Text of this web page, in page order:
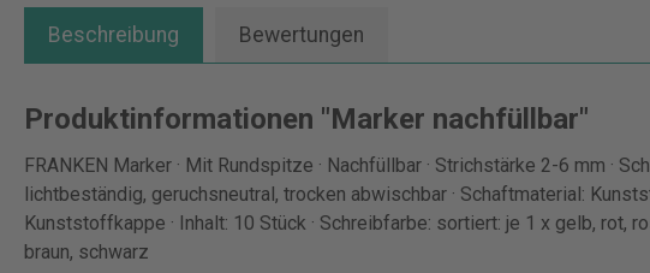
Beschreibung Bewertungen
Produktinformationen "Marker nachfüllbar"
FRANKEN Marker · Mit Rundspitze · Nachfüllbar · Strichstärke 2-6 mm ·
lichtbeständig, geruchsneutral, trocken abwischbar · Schaftmaterial:
Kunststoffkappe · Inhalt: 10 Stück · Schreibfarbe: sortiert: je 1 x gelb, rot,
braun, schwarz